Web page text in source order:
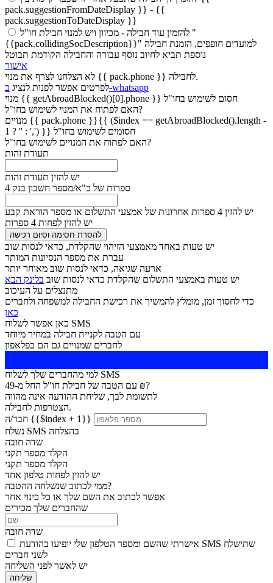
pack.suggestionFromDateDisplay }} - {{
pack.suggestionToDateDisplay }}
להזמין עוד חבילה - מכיוון ויש למנוי חבילת חו"ל "
{{pack.collidingSocDescription}}" למועדים חופפים, הזמנת חבילה
נוספת תביא לחיוב נוסף עבורה והחבילה הקודמת תבוטל
אישור
לא הצלחנו לצרף את מנוי {{ pack.phone }} לחבילה.
לפרטים אפשר לפנות לנציגב-whatsapp
{{ getAbroadBlocked()[0].phone }} חסום לשימוש בחו"ל
האם לפתוח את המנוי לשימוש בחו"ל?
{{ pack.phone }}{{ ($index == getAbroadBlocked().length -
1 ? '' : ',') }} חסומים לשימוש בחו"ל
האם לפתוח את המנויים לשימוש בחו"ל?
תעודת זהות
יש להזין תעודת זהות
4 ספרות של כ"א/מספר חשבון בנק
יש להזין 4 ספרות אחרונות של אמצעי התשלום או מספר הוראת קבע
יש להזין לפחות 4 ספרות
להסרת חסימה וסיום רכישה
יש טעות באחד מאמצעי הזיהוי שהקלדת, כדאי לנסות שוב
עברת את מספר הנסיונות המותר
ארעה שגיאה, כדאי לנסות שוב מאוחר יותר
יש טעות באמצעי התשלום שהקלדת כדאי לנסות שוב בלינק הבא
מתנצלים על העיכוב
כדי לחסוך זמן, מומלץ להמשיך את רכישת החבילה למשפחה ולחברים
כאן
כאן אפשר לשלוח SMS
עם הטבה לקניית חבילה במחיר מיוחד
לחברים שמנויים גם הם בפלאפון
למי מהחברים שלך לשלוח SMS
עם הטבה של חבילת חו"ל החל מ-49 ₪?
לתשומת לבך, שליחת ההודעה אינה מהווה
הצטרפות לחבילה.
חבר/ה {{$index + 1}}
נשלח SMS בהצלחה
שדה חובה
הקלד מספר תקני
הקלד מספר תקני
יש להזין לפחות טלפון אחד
ממי לכתוב שנשלחה ההטבה?
אפשר לכתוב את השם שלך או כל כינוי אחר
שהחברים שלך מכירים
שדה חובה
אישרתי שהשם ומספר הטלפון שלי יופיעו בהודעת SMS שתישלח
לשני חברים
יש לאשר לפני השליחה
שליחה